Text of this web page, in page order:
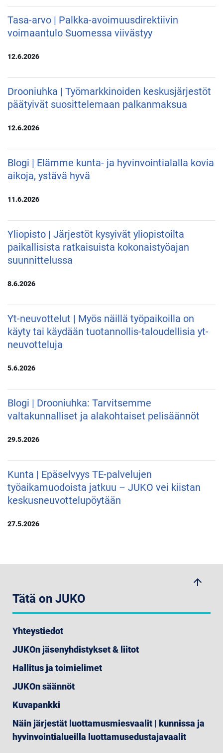
Tasa-arvo | Palkka-avoimuusdirektiivin
voimaantulo Suomessa viivästyy
12.6.2026
Drooniuhka | Työmarkkinoiden keskusjärjestöt
päätyivät suosittelemaan palkanmaksua
12.6.2026
Blogi | Elämme kunta- ja hyvinvointialalla kovia
aikoja, ystävä hyvä
11.6.2026
Yliopisto | Järjestöt kysyivät yliopistoilta
paikallisista ratkaisuista kokonaistyöajan
suunnittelussa
8.6.2026
Yt-neuvottelut | Myös näillä työpaikoilla on
käyty tai käydään tuotannollis-taloudellisia yt-
neuvotteluja
5.6.2026
Blogi | Drooniuhka: Tarvitsemme
valtakunnalliset ja alakohtaiset pelisäännöt
29.5.2026
Kunta | Epäselvyys TE-palvelujen
työaikamuodoista jatkuu – JUKO vei kiistan
keskusneuvottelupöytään
27.5.2026
arrow_upwards
Tätä on JUKO
Yhteystiedot
JUKOn jäsenyhdistykset & liitot
Hallitus ja toimielimet
JUKOn säännöt
Kuvapankki
Näin järjestät luottamusmiesvaalit | kunnissa ja
hyvinvointialueilla luottamusedustajavaalit